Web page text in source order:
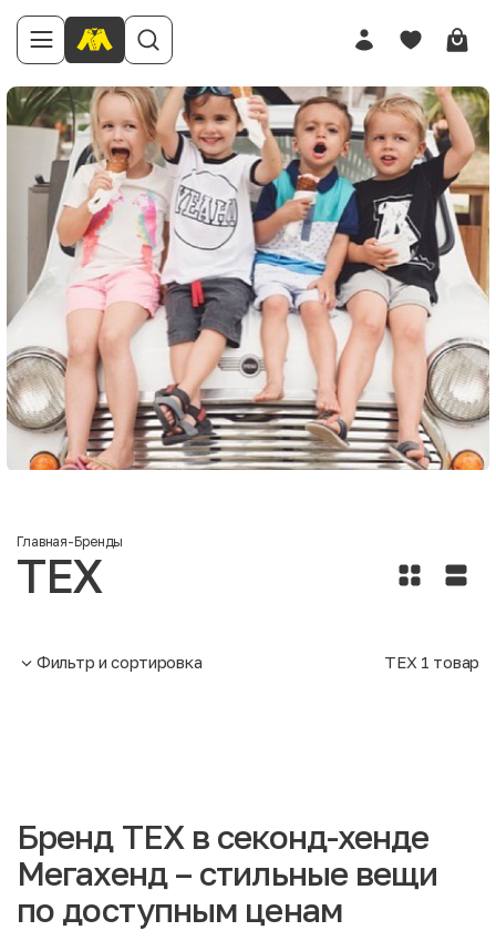
Главная-Бренды
TEX
Фильтр и сортировка TEX 1 товар
Бренд TEX в секонд-хенде
Мегахенд – стильные вещи
по доступным ценам